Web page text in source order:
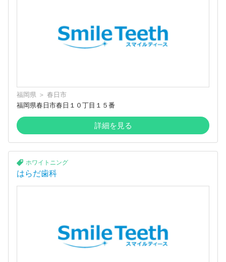
福岡県 ＞ 春日市
福岡県春日市春日１０丁目１５番
詳細を見る
ホワイトニング
はらだ歯科